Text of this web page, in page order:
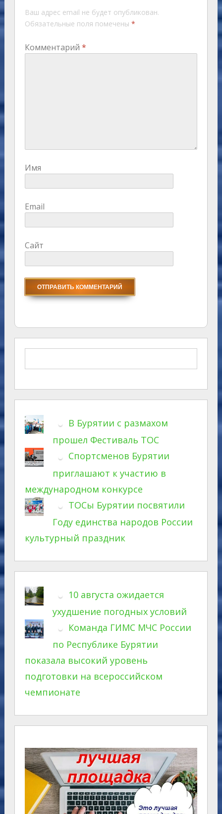
Ваш адрес email не будет опубликован.
Обязательные поля помечены *
Комментарий *
Имя
Email
Сайт
В Бурятии с размахом
прошел Фестиваль ТОС
Спортсменов Бурятии
приглашают к участию в
международном конкурсе
ТОСы Бурятии посвятили
Году единства народов России
культурный праздник
10 августа ожидается
ухудшение погодных условий
Команда ГИМС МЧС России
по Республике Бурятии
показала высокий уровень
подготовки на всероссийском
чемпионате